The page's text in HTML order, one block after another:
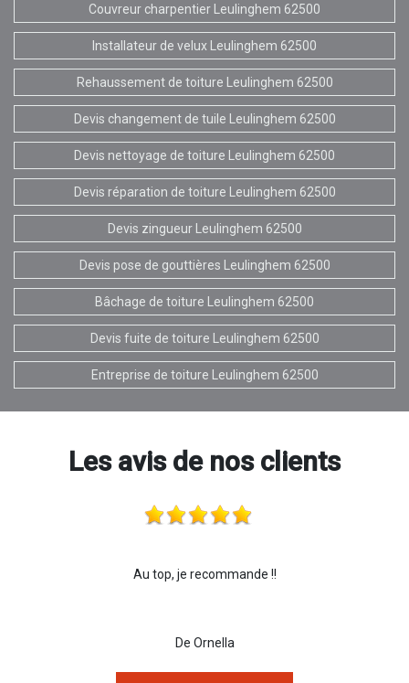
Couvreur charpentier Leulinghem 62500
Installateur de velux Leulinghem 62500
Rehaussement de toiture Leulinghem 62500
Devis changement de tuile Leulinghem 62500
Devis nettoyage de toiture Leulinghem 62500
Devis réparation de toiture Leulinghem 62500
Devis zingueur Leulinghem 62500
Devis pose de gouttières Leulinghem 62500
Bâchage de toiture Leulinghem 62500
Devis fuite de toiture Leulinghem 62500
Entreprise de toiture Leulinghem 62500
Les avis de nos clients
Au top, je recommande !!
De Ornella